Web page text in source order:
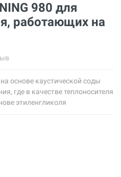
980 для
работающих на
основе каустической соды
где в качестве теплоносителя
этиленгликоля